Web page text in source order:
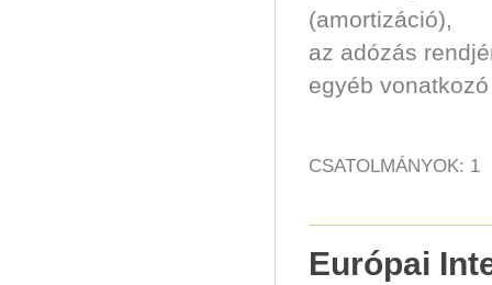
(amortizáció),
az adózás
egyéb
CSATOLMÁNYOK: 1
Európai